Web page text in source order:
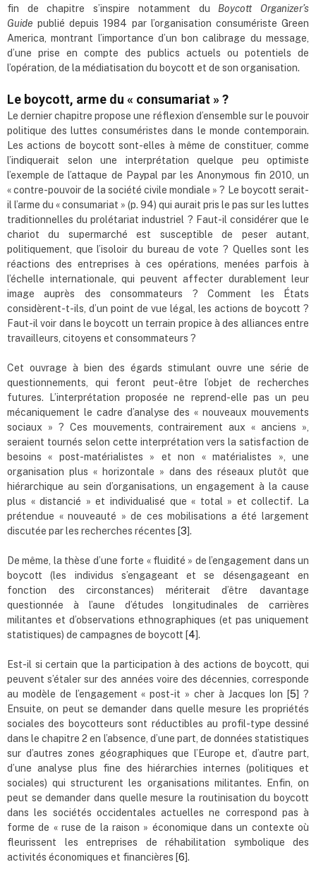
fin de chapitre s’inspire notamment du Boycott Organizer’s
Guide publié depuis 1984 par l’organisation consumériste Green
America, montrant l’importance d’un bon calibrage du message,
d’une prise en compte des publics actuels ou potentiels de
l’opération, de la médiatisation du boycott et de son organisation.
Le boycott, arme du « consumariat » ?
Le dernier chapitre propose une réflexion d’ensemble sur le pouvoir
politique des luttes consuméristes dans le monde contemporain.
Les actions de boycott sont-elles à même de constituer, comme
l’indiquerait selon une interprétation quelque peu optimiste
l’exemple de l’attaque de Paypal par les Anonymous fin 2010, un
« contre-pouvoir de la société civile mondiale » ? Le boycott serait-
il l’arme du « consumariat » (p. 94) qui aurait pris le pas sur les luttes
traditionnelles du prolétariat industriel ? Faut-il considérer que le
chariot du supermarché est susceptible de peser autant,
politiquement, que l’isoloir du bureau de vote ? Quelles sont les
réactions des entreprises à ces opérations, menées parfois à
l’échelle internationale, qui peuvent affecter durablement leur
image auprès des consommateurs ? Comment les États
considèrent-t-ils, d’un point de vue légal, les actions de boycott ?
Faut-il voir dans le boycott un terrain propice à des alliances entre
travailleurs, citoyens et consommateurs ?
Cet ouvrage à bien des égards stimulant ouvre une série de
questionnements, qui feront peut-être l’objet de recherches
futures. L’interprétation proposée ne reprend-elle pas un peu
mécaniquement le cadre d’analyse des « nouveaux mouvements
sociaux » ? Ces mouvements, contrairement aux « anciens »,
seraient tournés selon cette interprétation vers la satisfaction de
besoins « post-matérialistes » et non « matérialistes », une
organisation plus « horizontale » dans des réseaux plutôt que
hiérarchique au sein d’organisations, un engagement à la cause
plus « distancié » et individualisé que « total » et collectif. La
prétendue « nouveauté » de ces mobilisations a été largement
discutée par les recherches récentes [3].
De même, la thèse d’une forte « fluidité » de l’engagement dans un
boycott (les individus s’engageant et se désengageant en
fonction des circonstances) mériterait d’être davantage
questionnée à l’aune d’études longitudinales de carrières
militantes et d’observations ethnographiques (et pas uniquement
statistiques) de campagnes de boycott [4].
Est-il si certain que la participation à des actions de boycott, qui
peuvent s’étaler sur des années voire des décennies, corresponde
au modèle de l’engagement « post-it » cher à Jacques Ion [5] ?
Ensuite, on peut se demander dans quelle mesure les propriétés
sociales des boycotteurs sont réductibles au profil-type dessiné
dans le chapitre 2 en l’absence, d’une part, de données statistiques
sur d’autres zones géographiques que l’Europe et, d’autre part,
d’une analyse plus fine des hiérarchies internes (politiques et
sociales) qui structurent les organisations militantes. Enfin, on
peut se demander dans quelle mesure la routinisation du boycott
dans les sociétés occidentales actuelles ne correspond pas à
forme de « ruse de la raison » économique dans un contexte où
fleurissent les entreprises de réhabilitation symbolique des
activités économiques et financières [6].